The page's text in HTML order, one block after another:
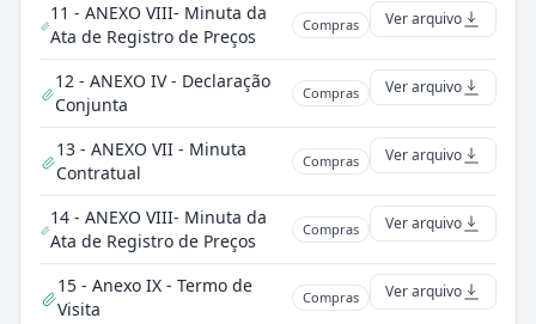
11 - ANEXO VIII- Minuta da
Ata de Registro de Preços
Compras Ver arquivo
12 - ANEXO IV - Declaração
Conjunta
Compras Ver arquivo
13 - ANEXO VII - Minuta
Contratual
Compras Ver arquivo
14 - ANEXO VIII- Minuta da
Ata de Registro de Preços
Compras Ver arquivo
15 - Anexo IX - Termo de
Visita
Compras Ver arquivo